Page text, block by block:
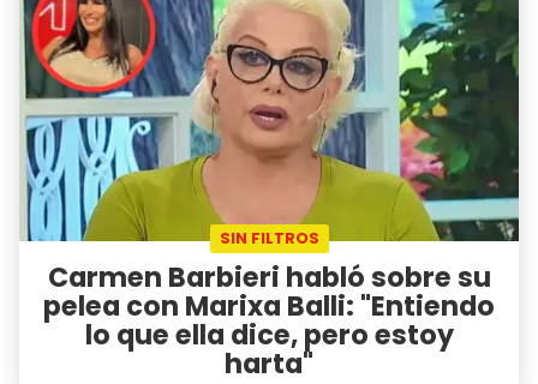
SIN FILTROS
Carmen Barbieri habló sobre su
pelea con Marixa Balli: "Entiendo
lo que ella dice, pero estoy
harta"